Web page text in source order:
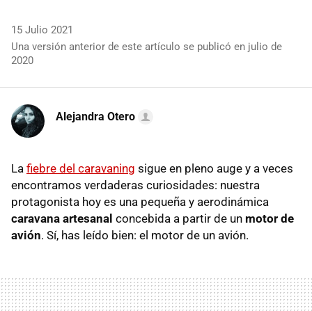
15 Julio 2021
Una versión anterior de este artículo se publicó en julio de
2020
Alejandra Otero
La fiebre del caravaning sigue en pleno auge y a veces
encontramos verdaderas curiosidades: nuestra
protagonista hoy es una pequeña y aerodinámica
caravana artesanal concebida a partir de un motor de
avión. Sí, has leído bien: el motor de un avión.